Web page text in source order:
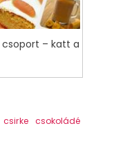
csoport – katt a
csirke csokoládé